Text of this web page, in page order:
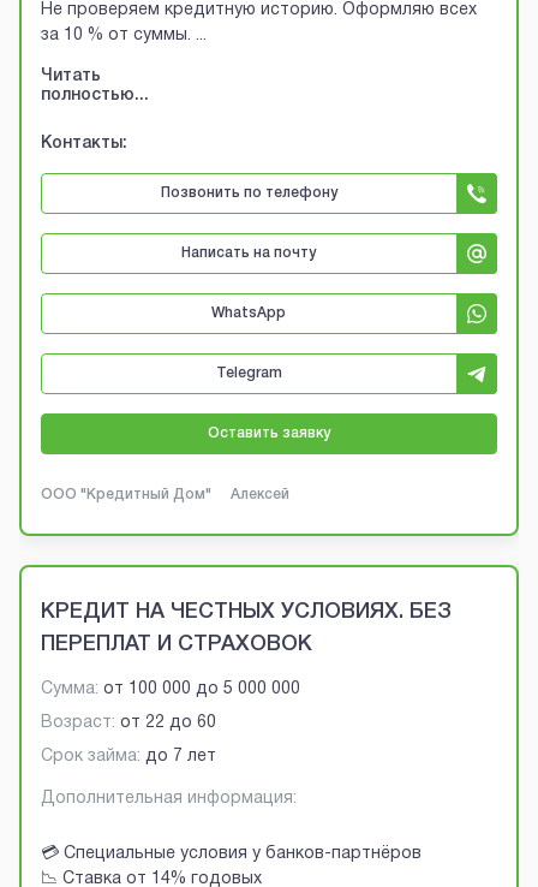
Не проверяем кредитную историю. Оформляю всех
за 10 % от суммы. ...
Читать
полностью...
Контакты:
Позвонить по телефону
Написать на почту
WhatsApp
Telegram
Оставить заявку
ООО "Кредитный Дом" Алексей
КРЕДИТ НА ЧЕСТНЫХ УСЛОВИЯХ. БЕЗ
ПЕРЕПЛАТ И СТРАХОВОК
Сумма: от 100 000 до 5 000 000
Возраст: от 22 до 60
Срок займа: до 7 лет
Дополнительная информация:
💳 Специальные условия у банков-партнёров
📉 Ставка от 14% годовых